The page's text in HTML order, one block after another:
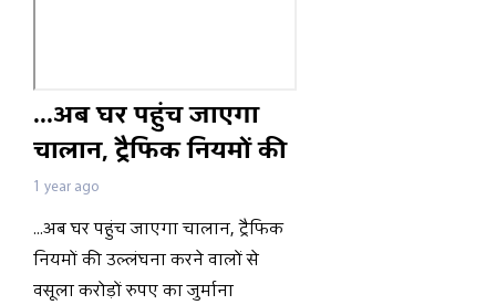
...अब घर पहुंच जाएगा
चालान, ट्रैफिक नियमों की
उल्लंघना करने वालों से
वसूला करोड़ों रुपए का
जुर्माना
1 year ago
...अब घर पहुंच जाएगा चालान, ट्रैफिक
नियमों की उल्लंघना करने वालों से
वसूला करोड़ों रुपए का जुर्माना